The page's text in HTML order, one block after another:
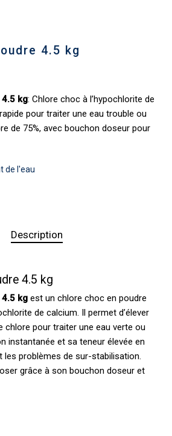
4.5 kg
kg: Chlore choc à l’hypochlorite de
pour traiter une eau trouble ou
de 75%, avec bouchon doseur pour
de l'eau
Description
4.5 kg
kgest un chlore choc en poudre
de calcium. Il permet d’élever
chlore pour traiter une eau verte ou
instantanée et sa teneur élevée en
les problèmes de sur-stabilisation.
grâce à son bouchon doseur et